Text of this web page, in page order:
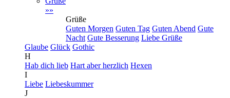
»»
Grüße
Guten Morgen Guten Tag Guten Abend Gute
Nacht Gute Besserung Liebe Grüße
Glaube Glück Gothic
H
Hab dich lieb Hart aber herzlich Hexen
I
Liebe Liebeskummer
J